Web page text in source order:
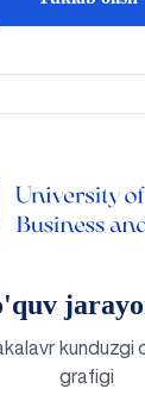
kunduzgi
grafigi